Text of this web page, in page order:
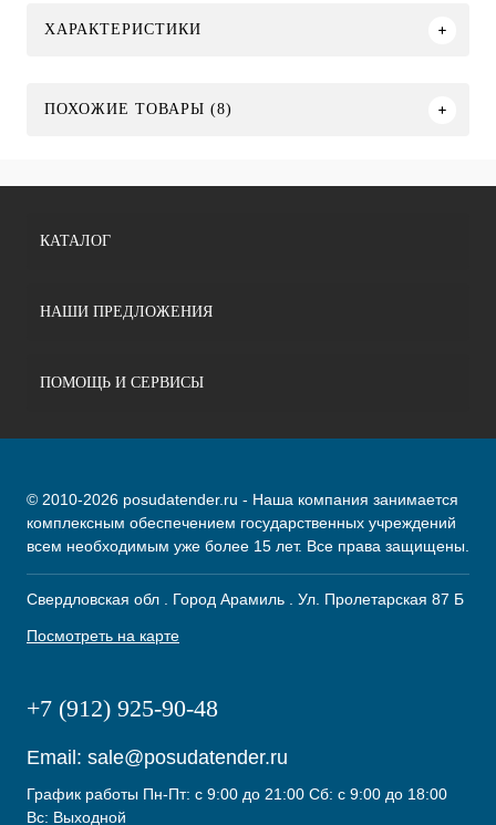
ХАРАКТЕРИСТИКИ
ПОХОЖИЕ ТОВАРЫ (8)
КАТАЛОГ
НАШИ ПРЕДЛОЖЕНИЯ
ПОМОЩЬ И СЕРВИСЫ
© 2010-2026 posudatender.ru - Наша компания занимается
комплексным обеспечением государственных учреждений
всем необходимым уже более 15 лет. Все права защищены.
Свердловская обл . Город Арамиль . Ул. Пролетарская 87 Б
Посмотреть на карте
+7 (912) 925-90-48
Email: sale@posudatender.ru
График работы Пн-Пт: с 9:00 до 21:00 Сб: с 9:00 до 18:00
Вс: Выходной